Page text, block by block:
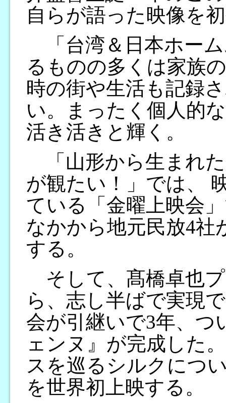
自らが語った映像を
「台湾＆日本ホー
るものの多くは家族
時の街や生活も記録
い。まったく個人的
活き活きと輝く。
「山形から生まれ
が観たい！」では、
ている「金曜上映会
なかから地元民放4社
する。
そして、髙橋卓也
ら、志し半ばで実現
会が引継いで3年、つ
ェンヌ』が完成した
スを巡るシルクにつ
を世界初上映する。